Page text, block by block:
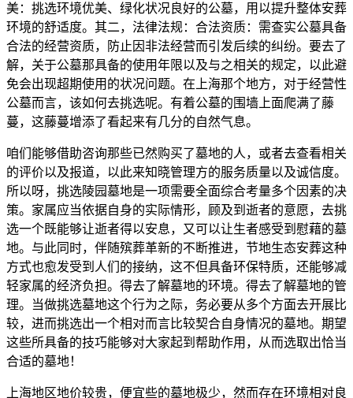
美：挑选环境优美、绿化状况良好的公墓，用以提升整体安葬
环境的舒适度。其二，法律法规：合法资质：需查实公墓具备
合法的经营资质，防止因非法经营而引发后续的纠纷。要去了
解，关于公墓那具备的使用年限以及与之相关的规定，以此避
免会出现超期使用的状况问题。在上海那个地方，对于经营性
公墓而言，该如何去挑选呢。有着公墓的围墙上面爬满了藤
蔓，这藤蔓增添了看起来有几分的自然气息。
咱们能够借助咨询那些已然购买了墓地的人，或者去查看相关
的评价以及报道，以此来知晓管理方的服务质量以及诚信度。
所以呀，挑选陵园墓地是一项需要全面综合考量多个因素的决
策。家属应当依据自身的实际情形，顾及到逝者的意愿，去挑
选一个既能够让逝者得以安息，又可以让生者感受到慰藉的墓
地。与此同时，伴随殡葬革新的不断推进，节地生态安葬这种
方式也愈发受到人们的接纳，这不但具备环保特质，还能够减
轻家属的经济负担。得去了解墓地的环境。得去了解墓地的管
理。当做挑选墓地这个行为之际，务必要从多个方面去开展比
较，进而挑选出一个相对而言比较契合自身情况的墓地。期望
这些所具备的技巧能够对大家起到帮助作用，从而选取出恰当
合适的墓地！
上海地区地价较贵，便宜些的墓地极少，然而存在环境相对良